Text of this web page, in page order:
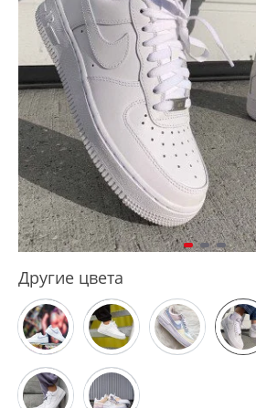
Другие цвета